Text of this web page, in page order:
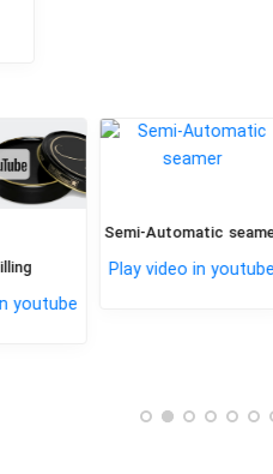
Semi-Automatic seamer
Play video in youtube